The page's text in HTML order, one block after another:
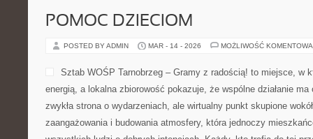
POMOC DZIECIOM
POSTED BY ADMIN MAR - 14 - 2026 MOŻLIWOŚĆ
Sztab WOŚP Tarnobrzeg – Gramy z radością! to miejsce, w
energią, a lokalna zbiorowość pokazuje, że wspólne działanie
zwykła strona o wydarzeniach, ale wirtualny punkt skupione
zaangażowania i budowania atmosfery, która jednoczy